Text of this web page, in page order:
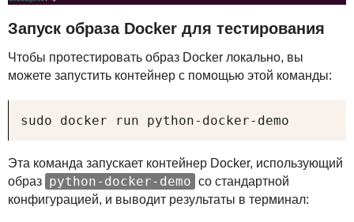
Запуск образа Docker для тестирования
Чтобы протестировать образ Docker локально, вы
можете запустить контейнер с помощью этой команды:
sudo docker run python-docker-demo
Эта команда запускает контейнер Docker, использующий
образ python-docker-demo со стандартной
конфигурацией, и выводит результаты в терминал: